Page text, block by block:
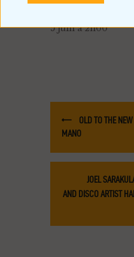
5 juin à 2h00
OLD TO THE
MANO
JOEL
AND DISCO ARTIST